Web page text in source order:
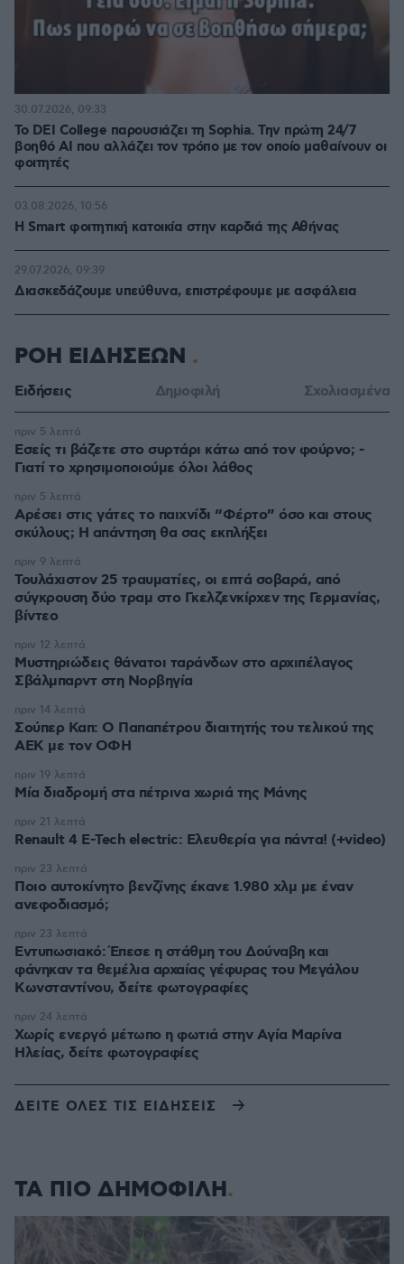
Το DEI College παρουσιάζει τη Sophia. Την πρώτη 24/7
βοηθό AI που αλλάζει τον τρόπο με τον οποίο μαθαίνουν οι
φοιτητές
30.07.2026, 09:33
Η Smart φοιτητική κατοικία στην καρδιά της Αθήνας
03.08.2026, 10:56
Διασκεδάζουμε υπεύθυνα, επιστρέφουμε με ασφάλεια
29.07.2026, 09:39
ΡΟΗ ΕΙΔΗΣΕΩΝ
Ειδήσεις Δημοφιλή Σχολιασμένα
Εσείς τι βάζετε στο συρτάρι κάτω από τον φούρνο; -
Γιατί το χρησιμοποιούμε όλοι λάθος
πριν 5 λεπτά
Αρέσει στις γάτες το παιχνίδι “Φέρτο” όσο και στους
σκύλους; Η απάντηση θα σας εκπλήξει
πριν 5 λεπτά
Τουλάχιστον 25 τραυματίες, οι επτά σοβαρά, από
σύγκρουση δύο τραμ στο Γκελζενκίρχεν της Γερμανίας,
βίντεο
πριν 9 λεπτά
Μυστηριώδεις θάνατοι ταράνδων στο αρχιπέλαγος
Σβάλμπαρντ στη Νορβηγία
πριν 12 λεπτά
Σούπερ Καπ: Ο Παπαπέτρου διαιτητής του τελικού της
ΑΕΚ με τον ΟΦΗ
πριν 14 λεπτά
Μία διαδρομή στα πέτρινα χωριά της Μάνης
πριν 19 λεπτά
Renault 4 E-Tech electric: Ελευθερία για πάντα! (+video)
πριν 21 λεπτά
Ποιο αυτοκίνητο βενζίνης έκανε 1.980 χλμ με έναν
ανεφοδιασμό;
πριν 23 λεπτά
Εντυπωσιακό: Έπεσε η στάθμη του Δούναβη και
φάνηκαν τα θεμέλια αρχαίας γέφυρας του Μεγάλου
Κωνσταντίνου, δείτε φωτογραφίες
πριν 23 λεπτά
Χωρίς ενεργό μέτωπο η φωτιά στην Aγία Μαρίνα
Ηλείας, δείτε φωτογραφίες
πριν 24 λεπτά
ΔΕΙΤΕ ΟΛΕΣ ΤΙΣ ΕΙΔΗΣΕΙΣ
ΤΑ ΠΙΟ ΔΗΜΟΦΙΛΗ